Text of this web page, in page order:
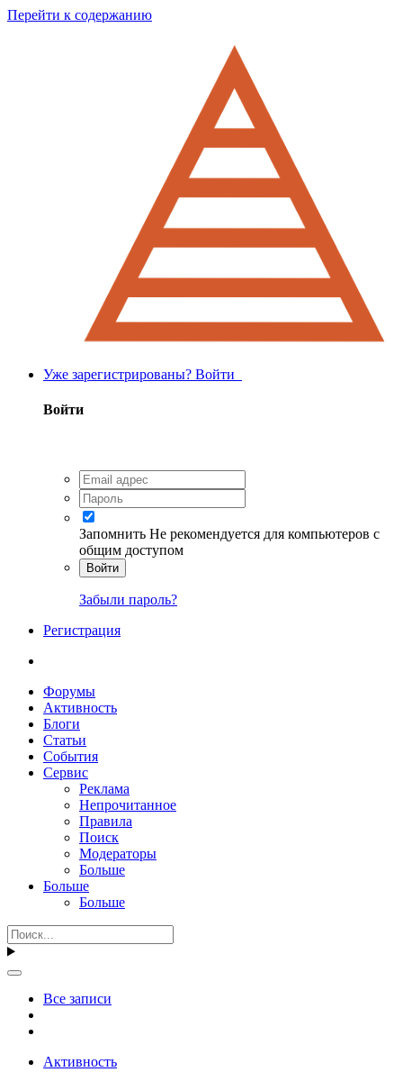
Перейти к содержанию
Уже зарегистрированы? Войти
Войти
Запомнить Не рекомендуется для компьютеров с
общим доступом
Войти
Забыли пароль?
Регистрация
Форумы
Активность
Блоги
Статьи
События
Сервис
Реклама
Непрочитанное
Правила
Поиск
Модераторы
Больше
Больше
Больше
Все записи
Активность